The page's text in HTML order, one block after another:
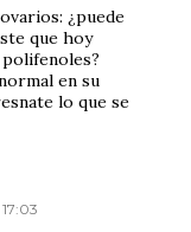
¿puede
que hoy
en su
lo que se